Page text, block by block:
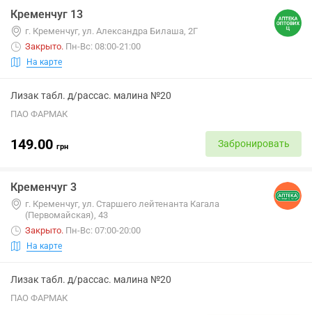
Кременчуг 13
г. Кременчуг, ул. Александра Билаша, 2Г
Закрыто. Пн-Вс: 08:00-21:00
На карте
Лизак табл. д/рассас. малина №20
ПАО ФАРМАК
149.00 грн Забронировать
Кременчуг 3
г. Кременчуг, ул. Старшего лейтенанта Кагала
(Первомайская), 43
Закрыто. Пн-Вс: 07:00-20:00
На карте
Лизак табл. д/рассас. малина №20
ПАО ФАРМАК